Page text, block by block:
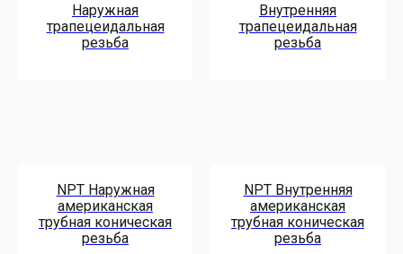
Наружная
трапецеидальная
резьба
Внутренняя
трапецеидальная
резьба
NPT Наружная
американская
трубная коническая
резьба
NPT Внутренняя
американская
трубная коническая
резьба